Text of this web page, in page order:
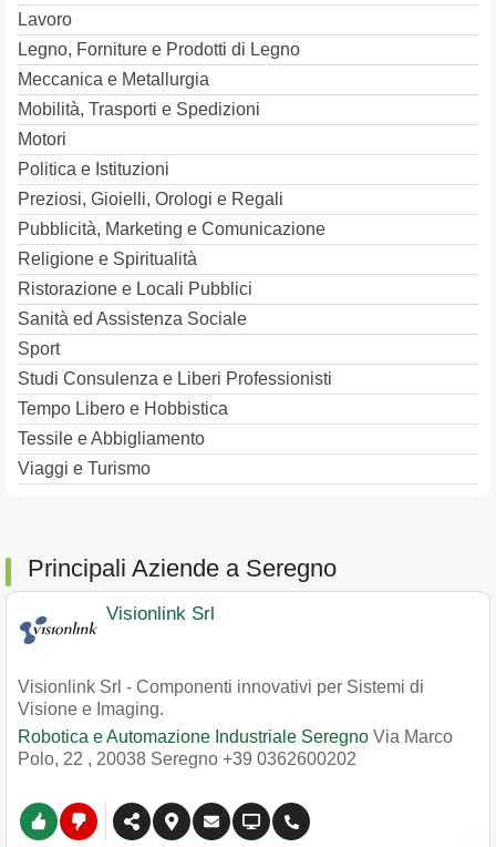
Lavoro
Legno, Forniture e Prodotti di Legno
Meccanica e Metallurgia
Mobilità, Trasporti e Spedizioni
Motori
Politica e Istituzioni
Preziosi, Gioielli, Orologi e Regali
Pubblicità, Marketing e Comunicazione
Religione e Spiritualità
Ristorazione e Locali Pubblici
Sanità ed Assistenza Sociale
Sport
Studi Consulenza e Liberi Professionisti
Tempo Libero e Hobbistica
Tessile e Abbigliamento
Viaggi e Turismo
Principali Aziende a Seregno
Visionlink Srl
Visionlink Srl - Componenti innovativi per Sistemi di
Visione e Imaging.
Robotica e Automazione Industriale Seregno Via Marco
Polo, 22 , 20038 Seregno +39 0362600202